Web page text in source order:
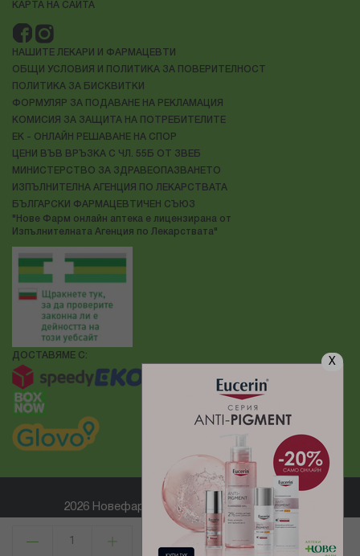
X
КУПИ
КАРТА НА САЙТА
НАШИТЕ ЛЕКАРИ И ФАРМАЦЕВТИ
ОБЩИ УСЛОВИЯ И ПОЛИТИКА ЗА ПОВЕРИТЕЛНОСТ
ПОЛИТИКА ЗА БИСКВИТКИ
ФОРМУЛЯР ЗА ПОДАВАНЕ НА РЕКЛАМАЦИЯ
КОМИСИЯ ЗА ЗАЩИТА НА ПОТРЕБИТЕЛИТЕ
ЕК - ОНЛАЙН РЕШАВАНЕ НА СПОР
ЦЕНИ ВЪВ ВРЪЗКА С ЧЛ. 55Б ОТ ЗВЕБ
МИНИСТЕРСТВО ЗА ЗДРАВЕОПАЗВАНЕТО
ИЗПЪЛНИТЕЛНА АГЕНЦИЯ ПО ЛЕКАРСТВАТА
БЪЛГАРСКИ ФАРМАЦЕВТИЧЕН СЪЮЗ
"Нове Фарм онлайн аптека е лицензирана от
Изпълнителната Агенция по Лекарствата"
ДОСТАВЯМЕ С:
2026 Новефарм ® Всички права запазени
Електронен магазин